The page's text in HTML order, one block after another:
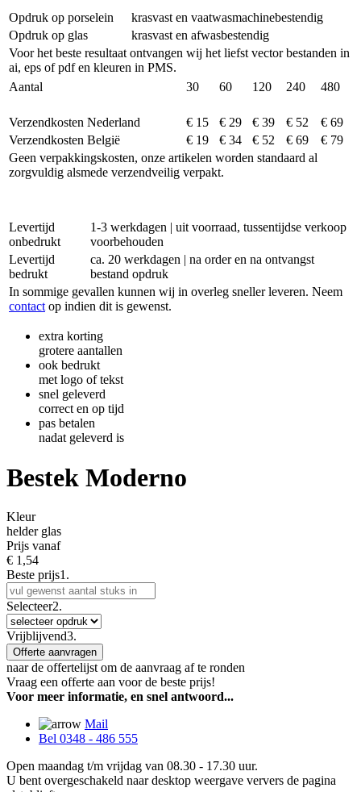
Opdruk op porselein
krasvast en vaatwasmachinebestendig
Opdruk op glas
krasvast en afwasbestendig
Voor het beste resultaat ontvangen wij het liefst vector bestanden in
ai, eps of pdf en kleuren in PMS.
Aantal
30 60 120 240 480
Verzendkosten Nederland € 15 € 29 € 39 € 52
€ 69
Verzendkosten België
€ 19 € 34 € 52 € 69
€ 79
Geen verpakkingskosten, onze artikelen worden standaard al
zorgvuldig alsmede verzendveilig verpakt.
Levertijd
onbedrukt
1-3 werkdagen | uit voorraad, tussentijdse verkoop
voorbehouden
Levertijd
bedrukt
ca. 20 werkdagen | na order en na ontvangst
bestand opdruk
In sommige gevallen kunnen wij in overleg sneller leveren. Neem
contact op indien dit is gewenst.
extra korting
grotere aantallen
ook bedrukt
met logo of tekst
snel geleverd
correct en op tijd
pas betalen
nadat geleverd is
Bestek Moderno
Kleur
helder glas
Prijs vanaf
€ 1,54
Beste prijs1.
Selecteer2.
Vrijblijvend3.
Offerte aanvragen
naar de offertelijst om de aanvraag af te ronden
Vraag een offerte aan voor de beste prijs!
Voor meer informatie, en snel antwoord...
Mail
Bel 0348 - 486 555
Open maandag t/m vrijdag van 08.30 - 17.30 uur.
U bent overgeschakeld naar desktop weergave ververs de pagina